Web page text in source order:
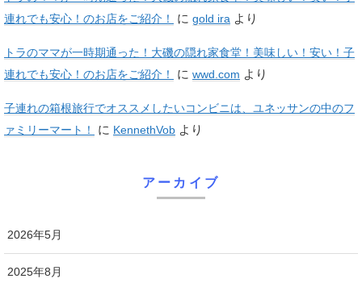
連れでも安心！のお店をご紹介！
に gold ira より
トラのママが一時期通った！大磯の隠れ家食堂！美味しい！安い！子
連れでも安心！のお店をご紹介！
に wwd.com より
子連れの箱根旅行でオススメしたいコンビニは、ユネッサンの中のフ
ァミリーマート！
に KennethVob より
アーカイブ
2026年5月
2025年8月